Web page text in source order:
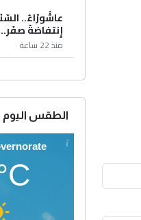
عاشُورْاءُ..
إِنتفاضةُ
منذ 22 ساعة
الطقس اليوم